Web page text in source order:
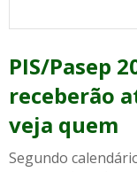
PIS/Pasep
receberão
veja quem
Segundo